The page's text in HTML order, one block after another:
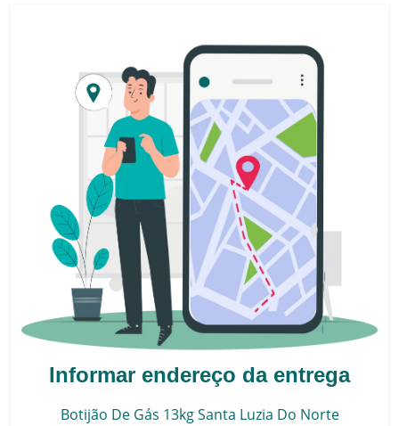
Informar endereço da entrega
Botijão De Gás 13kg Santa Luzia Do Norte